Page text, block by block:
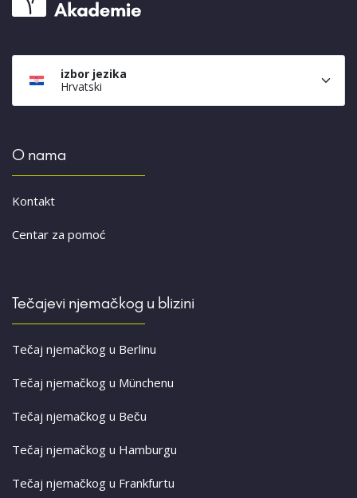
izbor jezika
Hrvatski
O nama
Kontakt
Centar za pomoć
Tečajevi njemačkog u blizini
Tečaj njemačkog u Berlinu
Tečaj njemačkog u Münchenu
Tečaj njemačkog u Beču
Tečaj njemačkog u Hamburgu
Tečaj njemačkog u Frankfurtu